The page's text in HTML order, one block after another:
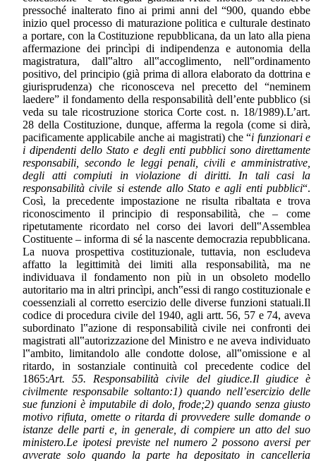
pressoché inalterato fino ai primi anni del “900, quando ebbe
inizio quel processo di maturazione politica e culturale destinato
a portare, con la Costituzione repubblicana, da un lato alla piena
affermazione dei princìpi di indipendenza e autonomia della
magistratura, dall‟altro all‟accoglimento, nell‟ordinamento
positivo, del principio (già prima di allora elaborato da dottrina e
giurisprudenza) che riconosceva nel precetto del “neminem
laedere” il fondamento della responsabilità dell’ente pubblico (si
veda su tale ricostruzione storica Corte cost. n. 18/1989).L’art.
28 della Costituzione, dunque, afferma la regola (come si dirà,
pacificamente applicabile anche ai magistrati) che “i funzionari e
i dipendenti dello Stato e degli enti pubblici sono direttamente
responsabili, secondo le leggi penali, civili e amministrative,
degli atti compiuti in violazione di diritti. In tali casi la
responsabilità civile si estende allo Stato e agli enti pubblici“.
Così, la precedente impostazione ne risulta ribaltata e trova
riconoscimento il principio di responsabilità, che – come
ripetutamente ricordato nel corso dei lavori dell‟Assemblea
Costituente – informa di sé la nascente democrazia repubblicana.
La nuova prospettiva costituzionale, tuttavia, non escludeva
affatto la legittimità dei limiti alla responsabilità, ma ne
individuava il fondamento non più in un obsoleto modello
autoritario ma in altri princìpi, anch‟essi di rango costituzionale e
coessenziali al corretto esercizio delle diverse funzioni statuali.Il
codice di procedura civile del 1940, agli artt. 56, 57 e 74, aveva
subordinato l‟azione di responsabilità civile nei confronti dei
magistrati all‟autorizzazione del Ministro e ne aveva individuato
l‟ambito, limitandolo alle condotte dolose, all‟omissione e al
ritardo, in sostanziale continuità col precedente codice del
1865:Art. 55. Responsabilità civile del giudice.Il giudice è
civilmente responsabile soltanto:1) quando nell’esercizio delle
sue funzioni è imputabile di dolo, frode;2) quando senza giusto
motivo rifiuta, omette o ritarda di provvedere sulle domande o
istanze delle parti e, in generale, di compiere un atto del suo
ministero.Le ipotesi previste nel numero 2 possono aversi per
avverate solo quando la parte ha depositato in cancelleria